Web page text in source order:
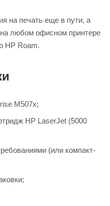
на печать еще в пути, а
на любом офисном принтере
HP Roam.
M507x;
HP LaserJet (5000
(или компакт-